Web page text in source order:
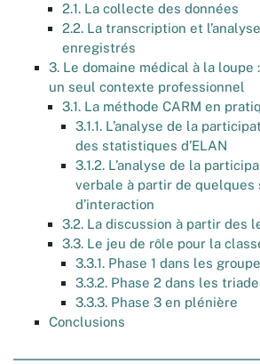
2.1. La collecte des données
2.2. La transcription et
enregistrés
3. Le domaine médical à la
un seul contexte professionnel
3.1. La méthode CARM en
3.1.1. L’analyse de la
des statistiques d’ELAN
3.1.2. L’analyse de la
verbale à partir de quelques
d’interaction
3.2. La discussion à partir des
3.3. Le jeu de rôle pour la
3.3.1. Phase 1 dans les
3.3.2. Phase 2 dans les
3.3.3. Phase 3 en plénière
Conclusions